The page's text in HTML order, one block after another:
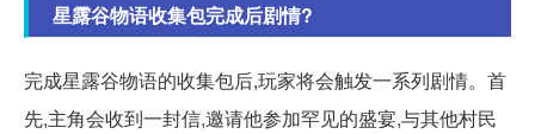
星露谷物语收集包完成后剧情?
完成星露谷物语的收集包后,玩家将会触发一系列剧情。首
先,主角会收到一封信,邀请他参加罕见的盛宴,与其他村民